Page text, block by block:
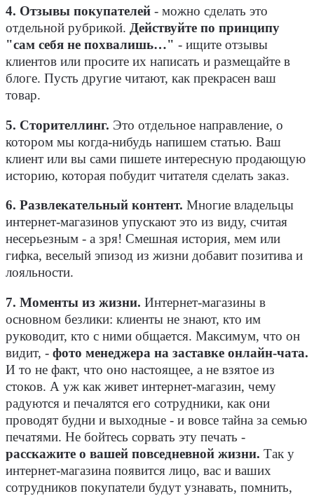
4. Отзывы покупателей - можно сделать это
отдельной рубрикой. Действуйте по принципу
"сам себя не похвалишь…" - ищите отзывы
клиентов или просите их написать и размещайте в
блоге. Пусть другие читают, как прекрасен ваш
товар.
5. Сторителлинг. Это отдельное направление, о
котором мы когда-нибудь напишем статью. Ваш
клиент или вы сами пишете интересную продающую
историю, которая побудит читателя сделать заказ.
6. Развлекательный контент. Многие владельцы
интернет-магазинов упускают это из виду, считая
несерьезным - а зря! Смешная история, мем или
гифка, веселый эпизод из жизни добавит позитива и
лояльности.
7. Моменты из жизни. Интернет-магазины в
основном безлики: клиенты не знают, кто им
руководит, кто с ними общается. Максимум, что он
видит, - фото менеджера на заставке онлайн-чата.
И то не факт, что оно настоящее, а не взятое из
стоков. А уж как живет интернет-магазин, чему
радуются и печалятся его сотрудники, как они
проводят будни и выходные - и вовсе тайна за семью
печатями. Не бойтесь сорвать эту печать -
расскажите о вашей повседневной жизни. Так у
интернет-магазина появится лицо, вас и ваших
сотрудников покупатели будут узнавать, помнить,